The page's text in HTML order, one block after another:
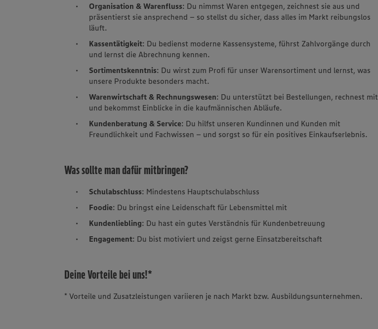
Organisation & Warenfluss: Du nimmst Waren entgegen, zeichnest sie aus und
präsentierst sie ansprechend – so stellst du sicher, dass alles im Markt reibungslos
läuft.
Kassentätigkeit: Du bedienst moderne Kassensysteme, führst Zahlvorgänge durch
und lernst die Abrechnung kennen.
Sortimentskenntnis: Du wirst zum Profi für unser Warensortiment und lernst, was
unsere Produkte besonders macht.
Warenwirtschaft & Rechnungswesen: Du unterstützt bei Bestellungen, rechnest mit
und bekommst Einblicke in die kaufmännischen Abläufe.
Kundenberatung & Service: Du hilfst unseren Kundinnen und Kunden mit
Freundlichkeit und Fachwissen – und sorgst so für ein positives Einkaufserlebnis.
Was sollte man dafür mitbringen?
Schulabschluss: Mindestens Hauptschulabschluss
Foodie: Du bringst eine Leidenschaft für Lebensmittel mit
Kundenliebling: Du hast ein gutes Verständnis für Kundenbetreuung
Engagement: Du bist motiviert und zeigst gerne Einsatzbereitschaft
Deine Vorteile bei uns!*
* Vorteile und Zusatzleistungen variieren je nach Markt bzw. Ausbildungsunternehmen.